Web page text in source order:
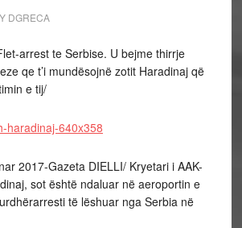
DGRECA
arrest te Serbise. U bejme thirrje
qe t’i mundësojnë zotit Haradinaj që
e tij/
2017-Gazeta DIELLI/ Kryetari i AAK-
sot është ndaluar në aeroportin e
të lëshuar nga Serbia në